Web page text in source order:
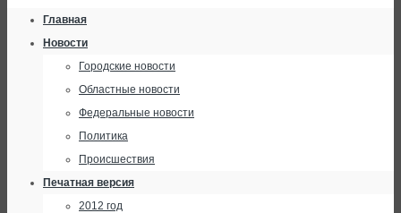
Главная
Новости
Городские новости
Областные новости
Федеральные новости
Политика
Происшествия
Печатная версия
2012 год